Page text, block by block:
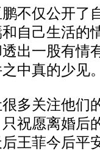
仅公开了
自己生活的
出一股有情
中真的少见
关注他们
祝愿离婚后
王菲今后平